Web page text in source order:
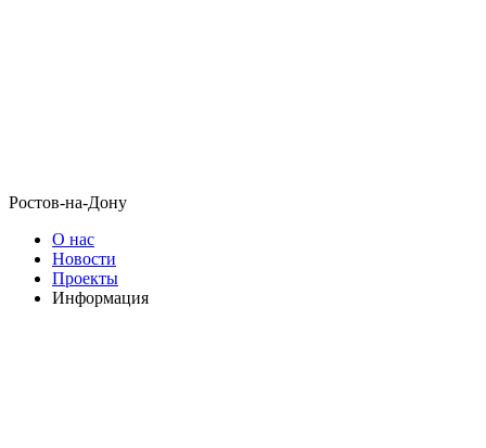
Ростов-на-Дону
О нас
Новости
Проекты
Информация